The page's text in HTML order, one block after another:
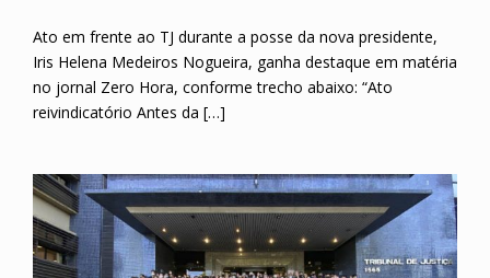
Ato em frente ao TJ durante a posse da nova presidente,
Iris Helena Medeiros Nogueira, ganha destaque em matéria
no jornal Zero Hora, conforme trecho abaixo: “Ato
reivindicatório Antes da […]